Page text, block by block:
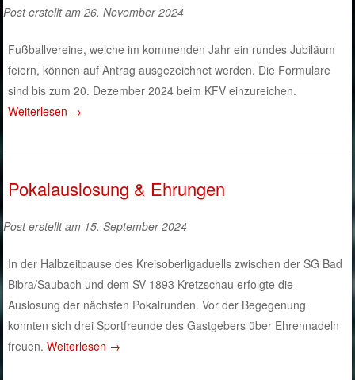
Post erstellt am 26. November 2024
Fußballvereine, welche im kommenden Jahr ein rundes Jubiläum
feiern, können auf Antrag ausgezeichnet werden. Die Formulare
sind bis zum 20. Dezember 2024 beim KFV einzureichen.
Weiterlesen →
Pokalauslosung & Ehrungen
Post erstellt am 15. September 2024
In der Halbzeitpause des Kreisoberligaduells zwischen der SG Bad
Bibra/Saubach und dem SV 1893 Kretzschau erfolgte die
Auslosung der nächsten Pokalrunden. Vor der Begegenung
konnten sich drei Sportfreunde des Gastgebers über Ehrennadeln
freuen.Weiterlesen →